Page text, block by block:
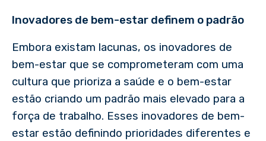
Inovadores de bem-estar definem o padrão
Embora existam lacunas, os inovadores de
bem-estar que se comprometeram com uma
cultura que prioriza a saúde e o bem-estar
estão criando um padrão mais elevado para a
força de trabalho. Esses inovadores de bem-
estar estão definindo prioridades diferentes e